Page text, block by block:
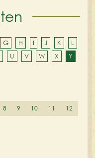
G H I J K
L
U V W X
Y
8 9 10 11
12